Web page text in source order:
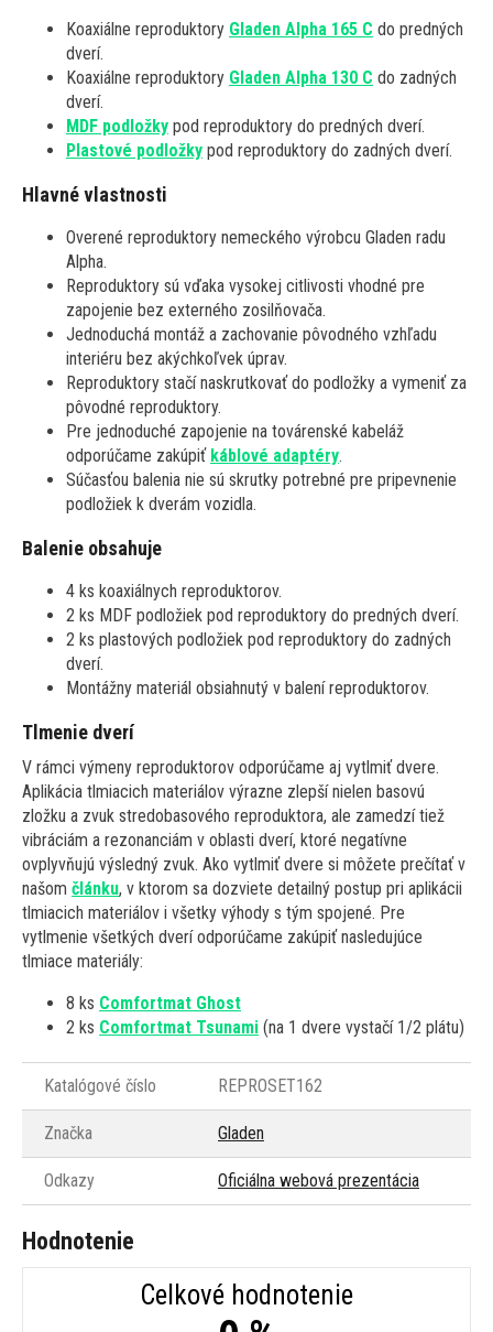
Koaxiálne reproduktory Gladen Alpha 165 C do predných
dverí.
Koaxiálne reproduktory Gladen Alpha 130 C do zadných
dverí.
MDF podložky pod reproduktory do predných dverí.
Plastové podložky pod reproduktory do zadných dverí.
Hlavné vlastnosti
Overené reproduktory nemeckého výrobcu Gladen radu
Alpha.
Reproduktory sú vďaka vysokej citlivosti vhodné pre
zapojenie bez externého zosilňovača.
Jednoduchá montáž a zachovanie pôvodného vzhľadu
interiéru bez akýchkoľvek úprav.
Reproduktory stačí naskrutkovať do podložky a vymeniť za
pôvodné reproduktory.
Pre jednoduché zapojenie na továrenské kabeláž
odporúčame zakúpiť káblové adaptéry.
Súčasťou balenia nie sú skrutky potrebné pre pripevnenie
podložiek k dverám vozidla.
Balenie obsahuje
4 ks koaxiálnych reproduktorov.
2 ks MDF podložiek pod reproduktory do predných dverí.
2 ks plastových podložiek pod reproduktory do zadných
dverí.
Montážny materiál obsiahnutý v balení reproduktorov.
Tlmenie dverí
V rámci výmeny reproduktorov odporúčame aj vytlmiť dvere.
Aplikácia tlmiacich materiálov výrazne zlepší nielen basovú
zložku a zvuk stredobasového reproduktora, ale zamedzí tiež
vibráciám a rezonanciám v oblasti dverí, ktoré negatívne
ovplyvňujú výsledný zvuk. Ako vytlmiť dvere si môžete prečítať v
našom článku, v ktorom sa dozviete detailný postup pri aplikácii
tlmiacich materiálov i všetky výhody s tým spojené. Pre
vytlmenie všetkých dverí odporúčame zakúpiť nasledujúce
tlmiace materiály:
8 ks Comfortmat Ghost
2 ks Comfortmat Tsunami (na 1 dvere vystačí 1/2 plátu)
Katalógové číslo REPROSET162
Značka Gladen
Odkazy Oficiálna webová prezentácia
Hodnotenie
Celkové hodnotenie